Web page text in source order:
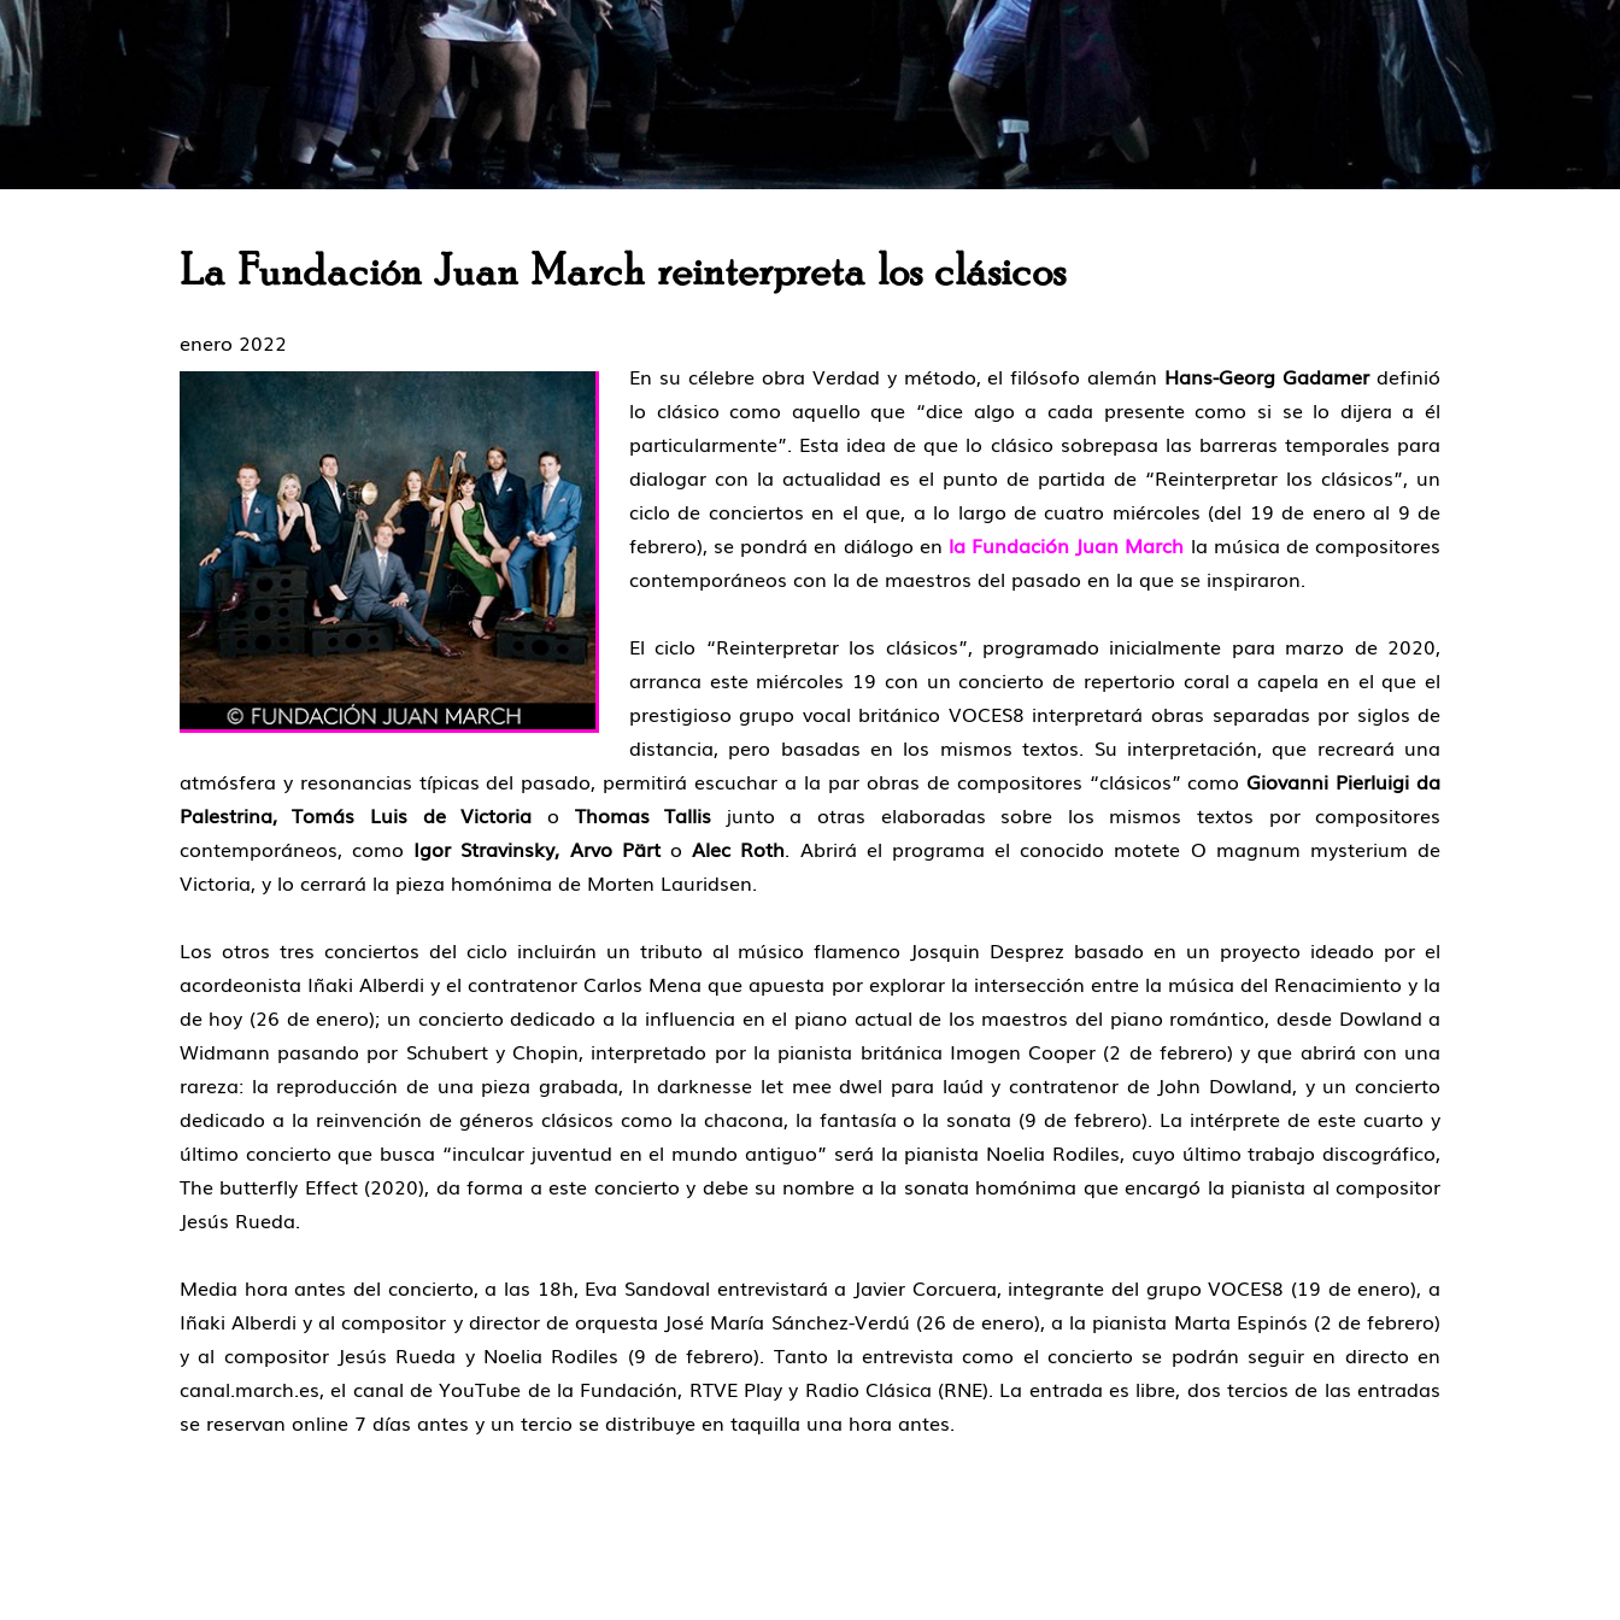
La Fundación Juan March reinterpreta los clásicos
enero 2022
En su célebre obra Verdad y método, el filósofo alemán Hans-Georg Gadamerdefinió
lo clásico como aquello que “dice algo a cada presente como si se lo dijera a él
particularmente”. Esta idea de que lo clásico sobrepasa las barreras temporales para
dialogar con la actualidad es el punto de partida de “Reinterpretar los clásicos”, un
ciclo de conciertos en el que, a lo largo de cuatro miércoles (del 19 de enero al 9 de
febrero), se pondrá en diálogo en la Fundación Juan March la música de compositores
contemporáneos con la de maestros del pasado en la que se inspiraron.
El ciclo “Reinterpretar los clásicos”, programado inicialmente para marzo de 2020,
arranca este miércoles 19 con un concierto de repertorio coral a capela en el que el
prestigioso grupo vocal británico VOCES8 interpretará obras separadas por siglos de
distancia, pero basadas en los mismos textos. Su interpretación, que recreará una
atmósfera y resonancias típicas del pasado, permitirá escuchar a la par obras de compositores “clásicos” comoGiovanni Pierluigi da
Palestrina, Tomás Luis de Victoria o Thomas Tallis junto a otras elaboradas sobre los mismos textos por compositores
contemporáneos, como Igor Stravinsky, Arvo PärtoAlec Roth. Abrirá el programa el conocido motete O magnum mysterium de
Victoria, y lo cerrará la pieza homónima de Morten Lauridsen.
Los otros tres conciertos del ciclo incluirán un tributo al músico flamenco Josquin Desprez basado en un proyecto ideado por el
acordeonista Iñaki Alberdi y el contratenor Carlos Mena que apuesta por explorar la intersección entre la música del Renacimiento y la
de hoy (26 de enero); un concierto dedicado a la influencia en el piano actual de los maestros del piano romántico, desde Dowland a
Widmann pasando por Schubert y Chopin, interpretado por la pianista británica Imogen Cooper (2 de febrero) y que abrirá con una
rareza: la reproducción de una pieza grabada, In darknesse let mee dwel para laúd y contratenor de John Dowland, y un concierto
dedicado a la reinvención de géneros clásicos como la chacona, la fantasía o la sonata (9 de febrero). La intérprete de este cuarto y
último concierto que busca “inculcar juventud en el mundo antiguo” será la pianista Noelia Rodiles, cuyo último trabajo discográfico,
The butterfly Effect (2020), da forma a este concierto y debe su nombre a la sonata homónima que encargó la pianista al compositor
Jesús Rueda.
Media hora antes del concierto, a las 18h, Eva Sandoval entrevistará a Javier Corcuera, integrante del grupo VOCES8 (19 de enero), a
Iñaki Alberdi y al compositor y director de orquesta José María Sánchez-Verdú (26 de enero), a la pianista Marta Espinós (2 de febrero)
y al compositor Jesús Rueda y Noelia Rodiles (9 de febrero). Tanto la entrevista como el concierto se podrán seguir en directo en
canal.march.es, el canal de YouTube de la Fundación, RTVE Play y Radio Clásica (RNE). La entrada es libre, dos tercios de las entradas
se reservan online 7 días antes y un tercio se distribuye en taquilla una hora antes.